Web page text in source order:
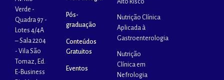
Verde -
Quadra 97 -
Lotes 4/4A
– Sala 2204
- Vila São
Tomaz, Ed.
E-Business
Pós-
graduação
Conteúdos
Gratuitos
Eventos
Nutrição Clínica
Aplicada à
Gastroenterologia
Nutrição
Clínica em
Nefrologia